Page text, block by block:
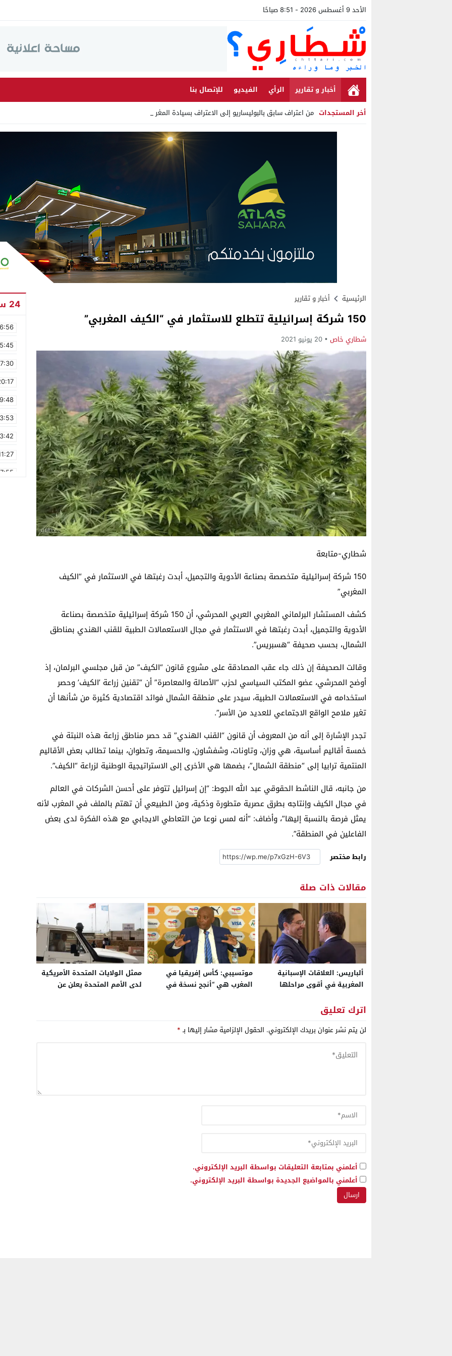
الأحد 9 أغسطس 2026 - 8:51 صباحًا
أخبار و تقارير الرأي الفيديو
للإتصال بنا
أخر المستجدات من اعتراف سابق بالبوليساريو إلى الاعتراف بسيادة المغرب على الصح _
Stop
الرئيسية أخبار و تقارير
150 شركة إسرائيلية تتطلع للاستثمار في “الكيف المغربي”
شطاري خاص 20 يونيو 2021
شطاري-متابعة
150 شركة إسرائيلية متخصصة بصناعة الأدوية والتجميل، أبدت رغبتها في الاستثمار في “الكيف
المغربي”
كشف المستشار البرلماني المغربي العربي المحرشي، أن 150 شركة إسرائيلية متخصصة بصناعة
الأدوية والتجميل، أبدت رغبتها في الاستثمار في مجال الاستعمالات الطبية للقنب الهندي بمناطق
الشمال، بحسب صحيفة “هسبريس”.
وقالت الصحيفة إن ذلك جاء عقب المصادقة على مشروع قانون “الكيف” من قبل مجلسي البرلمان، إذ
أوضح المحرشي، عضو المكتب السياسي لحزب “الأصالة والمعاصرة” أن “تقنين زراعة ’الكيف’ وحصر
استخدامه في الاستعمالات الطبية، سيدر على منطقة الشمال فوائد اقتصادية كثيرة من شأنها أن
تغير ملامح الواقع الاجتماعي للعديد من الأسر”.
تجدر الإشارة إلى أنه من المعروف أن قانون “القنب الهندي” قد حصر مناطق زراعة هذه النبتة في
خمسة أقاليم أساسية، هي وزان، وتاونات، وشفشاون، والحسيمة، وتطوان، بينما تطالب بعض الأقاليم
المنتمية ترابيا إلى “منطقة الشمال”، بضمها هي الأخرى إلى الاستراتيجية الوطنية لزراعة “الكيف”.
من جانبه، قال الناشط الحقوقي عبد الله الجوط: “إن إسرائيل تتوفر على أحسن الشركات في العالم
في مجال الكيف وإنتاجه بطرق عصرية متطورة وذكية، ومن الطبيعي أن تهتم بالملف في المغرب لأنه
يمثل فرصة بالنسبة إليها”، وأضاف: “أنه لمس نوعا من التعاطي الايجابي مع هذه الفكرة لدى بعض
الفاعلين في المنطقة”.
رابط مختصر
مقالات ذات صلة
ألباريس: العلاقات الإسبانية
المغربية في أقوى مراحلها
2025
موتسيبي: كأس إفريقيا في
المغرب هي “أنجح نسخة في
ممثل الولايات المتحدة الأمريكية
لدى الأمم المتحدة يعلن عن
اترك تعليق
لن يتم نشر عنوان بريدك الإلكتروني. الحقول الإلزامية مشار إليها بـ*
أعلمني بمتابعة التعليقات بواسطة البريد الإلكتروني.
أعلمني بالمواضيع الجديدة بواسطة البريد الإلكتروني.
24 ساعة